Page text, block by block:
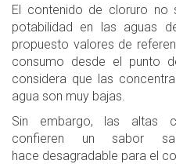
El contenido de cloruro no
potabilidad en las aguas
propuesto valores de
consumo desde el punto
considera que las
agua son muy bajas.
Sin embargo, las altas
confieren un sabor
hace desagradable para el